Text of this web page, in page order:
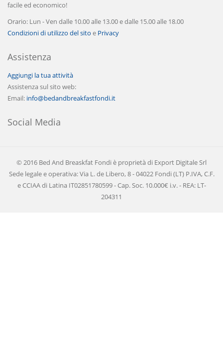
facile ed economico!
Orario: Lun - Ven dalle 10.00 alle 13.00 e dalle 15.00 alle 18.00
Condizioni di utilizzo del sito e Privacy
Assistenza
Aggiungi la tua attività
Assistenza sul sito web:
Email: info@bedandbreakfastfondi.it
Social Media
© 2016 Bed And Breaskfat Fondi è proprietà di Export Digitale Srl
Sede legale e operativa: Via L. de Libero, 8 - 04022 Fondi (LT) P.IVA, C.F.
e CCIAA di Latina IT02851780599 - Cap. Soc. 10.000€ i.v. - REA: LT-
204311